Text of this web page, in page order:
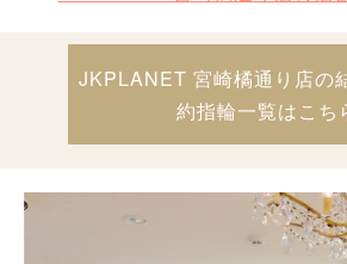
JKPLANET 宮崎橘通り店の
約指輪一覧はこち